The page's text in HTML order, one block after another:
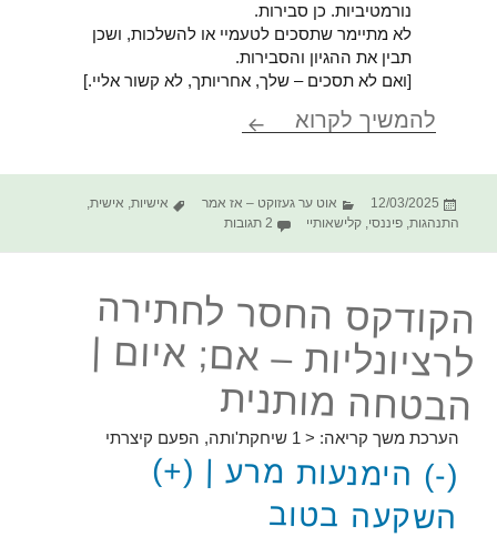
נורמטיביות. כן סבירות.
לא מתיימר שתסכים לטעמיי או להשלכות, ושכן
תבין את ההגיון והסבירות.
[ואם לא תסכים – שלך, אחריותך, לא קשור אליי.]
להמשיך לקרוא משפטיי הפתטיים
פורסם
בתאריך
12/03/2025 קטגוריות
אוט ער געזוקט – אז אמר תגיות
אישיות, אישית,
התנהגות,פיננסי,קלישאותיי 2 תגובות על משפטיי הפתטיים
הקודקס החסר לחתירה
לרציונליות – אם; איום |
הבטחה מותנית
הערכת משך קריאה: < 1 שיחקת'ותה, הפעם קיצרתי
(-) הימנעות מרע | (+)
השקעה בטוב